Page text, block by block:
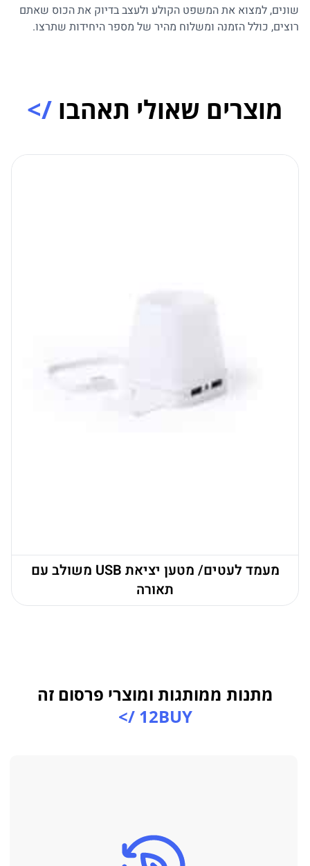
שונים, למצוא את המשפט הקולע ולעצב בדיוק את הכוס שאתם
רוצים, כולל הזמנה ומשלוח מהיר של מספר היחידות שתרצו.
מוצרים שאולי תאהבו />
מעמד לעטים/ מטען יציאת USB משולב עם
תאורה
מתנות ממותגות ומוצרי פרסום זה
12BUY />